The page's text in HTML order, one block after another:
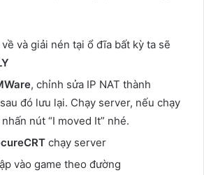
và giải nén tại ổ đĩa bất kỳ ta sẽ
, chỉnh sửa IP NAT thành
đó lưu lại. Chạy server, nếu chạy
nút “I moved It” nhé.
chạy server
vào game theo đường